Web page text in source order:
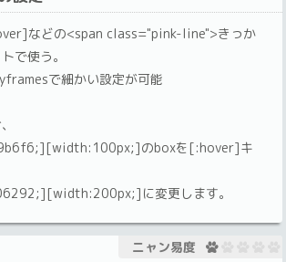
などの<span class="pink-line">きっか
で使う。
で細かい設定が可能
のboxを[:hover]キ
に変更します。
ニャン易度